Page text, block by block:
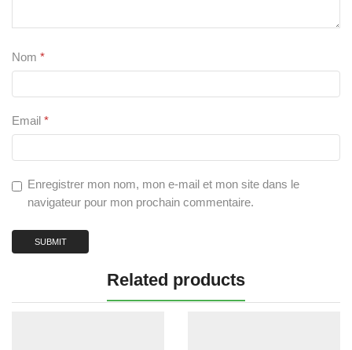
Nom *
Email *
Enregistrer mon nom, mon e-mail et mon site dans le
navigateur pour mon prochain commentaire.
Related products